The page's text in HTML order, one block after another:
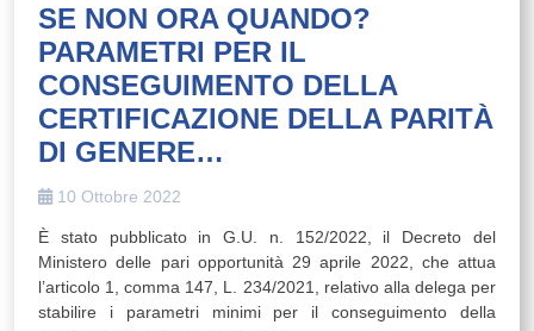
SE NON ORA QUANDO?
PARAMETRI PER IL
CONSEGUIMENTO DELLA
CERTIFICAZIONE DELLA PARITÀ
DI GENERE…
10 Ottobre 2022
È stato pubblicato in G.U. n. 152/2022, il Decreto del
Ministero delle pari opportunità 29 aprile 2022, che attua
l’articolo 1, comma 147, L. 234/2021, relativo alla delega per
stabilire i parametri minimi per il conseguimento della